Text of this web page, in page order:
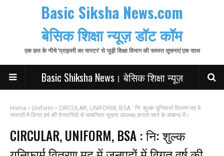
Basic Siksha News.com
बेसिक शिक्षा न्यूज़ डॉट कॉम
एक छत के नीचे 'प्राइमरी का मास्टर' से जुड़ी शिक्षा विभाग की समस्त सूचनाएं एक साथ
Basic Shiksha News। बेसिक शिक्षा न्यूज़
Home Uniform
CIRCULAR, UNIFORM, BSA : नि: शुल्क यूनिफार्म वितरण मद में
जनपदों में विगत वर्ष की देनदारियों से सम्बन्धित सूचना उपलब्ध कराते जाने के सम्बन्ध में।
CIRCULAR, UNIFORM, BSA : नि: शुल्क